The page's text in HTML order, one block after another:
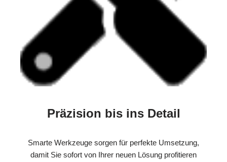
Präzision bis ins Detail
Smarte Werkzeuge sorgen für perfekte Umsetzung,
damit Sie sofort von Ihrer neuen Lösung profitieren